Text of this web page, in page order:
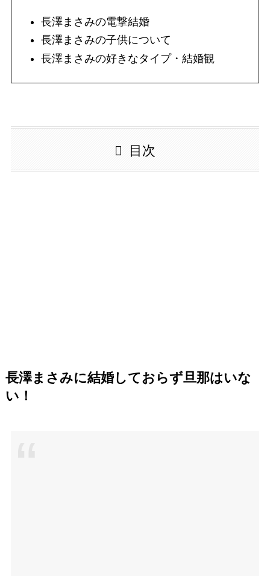
長澤まさみの電撃結婚
長澤まさみの子供について
長澤まさみの好きなタイプ・結婚観
目次
長澤まさみに結婚しておらず旦那はいな
い！